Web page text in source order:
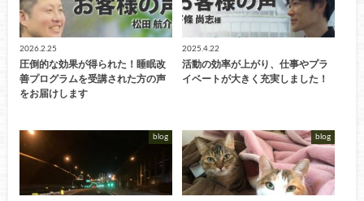
2026.2.25
圧倒的な効果が得られた！睡眠改
善プログラムを受講された方の声
をお届けします
2025.4.22
活動の効率が上がり、仕事やプラ
イベートが大きく充実しました！
blog blog